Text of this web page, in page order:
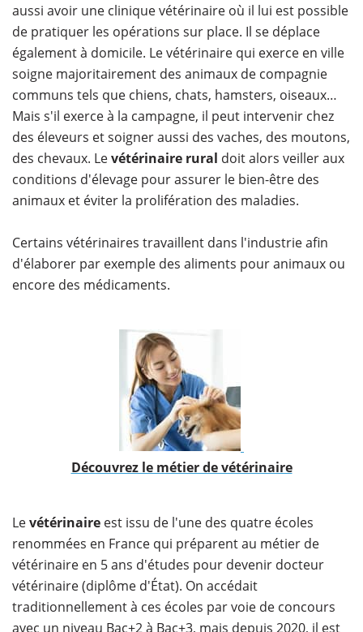
aussi avoir une clinique vétérinaire où il lui est possible
de pratiquer les opérations sur place. Il se déplace
également à domicile. Le vétérinaire qui exerce en ville
soigne majoritairement des animaux de compagnie
communs tels que chiens, chats, hamsters, oiseaux…
Mais s'il exerce à la campagne, il peut intervenir chez
des éleveurs et soigner aussi des vaches, des moutons,
des chevaux. Levétérinaire rural doit alors veiller aux
conditions d'élevage pour assurer le bien-être des
animaux et éviter la prolifération des maladies.
Certains vétérinaires travaillent dans l'industrie afin
d'élaborer par exemple des aliments pour animaux ou
encore des médicaments.
​Découvrez le métier de vétérinaire
​Levétérinaire est issu de l'une des quatre écoles
renommées en France qui préparent au métier de
vétérinaire en 5 ans d'études pour devenir docteur
vétérinaire (diplôme d'État). On accédait
traditionnellement à ces écoles par voie de concours
avec un niveau Bac+2 à Bac+3, mais depuis 2020, il est